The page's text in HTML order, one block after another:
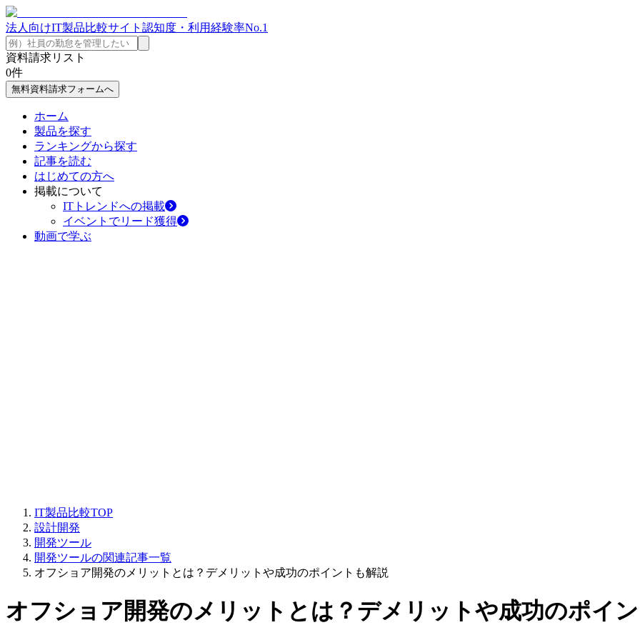
法人向けIT製品比較サイト 認知度・利用経験率No.1
資料請求リスト
0件
無料資料請求フォームへ
ホーム
製品を探す
ランキングから探す
記事を読む
はじめての方へ
掲載について
ITトレンドへの掲載
イベントでリード獲得
動画で学ぶ
IT製品比較TOP
設計開発
開発ツール
開発ツールの関連記事一覧
オフショア開発のメリットとは？デメリットや成功のポイントも解説
オフショア開発のメリットとは？デメリットや成功のポイ